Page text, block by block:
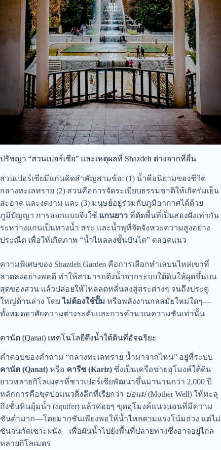
ปรัชญา “สวนเปอร์เซีย” และเหตุผลที่ Shazdeh ต่างจากที่อื่น
สวนเปอร์เซียมีแก่นคิดสำคัญสามข้อ: (1) น้ำคือนิยามของชีวิต
กลางทะเลทราย (2) สวนคือการจัดระเบียบธรรมชาติให้เกิดร่มเย็น
สะอาด และงดงาม และ (3) มนุษย์อยู่ร่วมกับภูมิอากาศได้ด้วย
ภูมิปัญญา การออกแบบจึงใช้ แกนยาว ที่ตัดพื้นที่เป็นสองฝั่งเท่ากัน
ระหว่างแกนเป็นทางน้ำ สระ และน้ำพุที่จัดจังหวะความสูงอย่าง
ประณีต เพื่อให้เกิดภาพ “น้ำไหลลงขั้นบันได” ตลอดแนว
ความพิเศษของ Shazdeh Garden คือการเลือกทำเลบนไหล่เขาที่
ลาดลงอย่างพอดี ทำให้สามารถดึงน้ำจากระบบใต้ดินให้ผุดขึ้นบน
สุดของสวน แล้วปล่อยให้ไหลลดหลั่นลงสู่สระต่างๆ จนถึงประตู
ใหญ่ด้านล่าง โดยไม่ต้องใช้ปั๊ม หรือพลังงานกลสมัยใหม่ใดๆ—
ทั้งหมดอาศัยความต่างระดับและการคำนวณความชันเท่านั้น
คานัต (Qanat) เทคโนโลยีดึงน้ำใต้ดินที่อัจฉริยะ
คำตอบของคำถาม “กลางทะเลทราย น้ำมาจากไหน” อยู่ที่ระบบ
คานัต (Qanat) หรือ คารีซ (Kariz) ซึ่งเป็นเครือข่ายอุโมงค์ใต้ดิน
ยาวหลายกิโลเมตรที่ชาวเปอร์เซียพัฒนาขึ้นมานานกว่า 2,000 ปี
หลักการคือขุดบ่อแนวดิ่งลึกที่เรียกว่า บ่อแม่(Mother Well) ให้ทะลุ
ถึงชั้นหินอุ้มน้ำ (aquifer) แล้วค่อยๆ ขุดอุโมงค์แนวนอนที่มีความ
ชันต่ำมาก—โดยมากชันเพียงพอให้น้ำไหลตามแรงโน้มถ่วง แต่ไม่
ชันจนกัดเซาะผนัง—เพื่อผันน้ำไปยังพื้นที่ปลายทางซึ่งอาจอยู่ไกล
หลายกิโลเมตร